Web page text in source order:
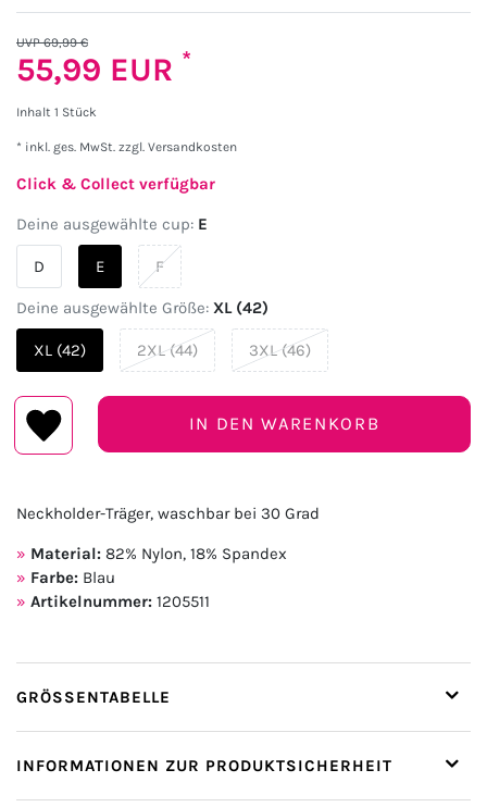
UVP 69,99 €
55,99 EUR *
Inhalt 1 Stück
* inkl. ges. MwSt. zzgl. Versandkosten
Click & Collect verfügbar
Deine ausgewählte cup: E
D E F
Deine ausgewählte Größe: XL (42)
XL (42) 2XL (44) 3XL (46)
IN DEN WARENKORB
Neckholder-Träger, waschbar bei 30 Grad
Material: 82% Nylon, 18% Spandex
Farbe: Blau
Artikelnummer: 1205511
GRÖSSENTABELLE
INFORMATIONEN ZUR PRODUKTSICHERHEIT